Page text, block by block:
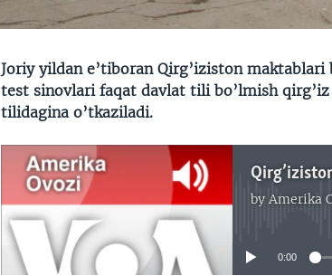
Joriy yildan e’tiboran Qirg’iziston
test sinovlari faqat davlat tili bo’lmish
tilidagina o’tkaziladi.
byAmerika
No media source
0:00